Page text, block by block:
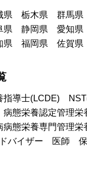
県 栃木県 群馬県
県 静岡県 愛知県
県 福岡県 佐賀県
指導士(LCDE)
病態栄養認定管理栄
病態栄養専門管理栄
バイザー 医師